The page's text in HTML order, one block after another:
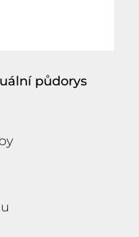
půdorys